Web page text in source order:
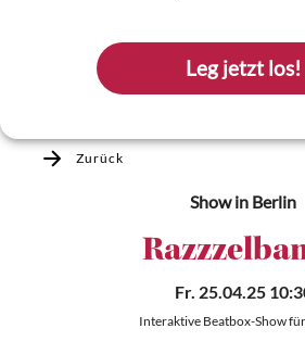
Leg jetzt los!
Zurück
Showin Berlin
Fr. 25.04.25
Interaktive Beatbox-Show